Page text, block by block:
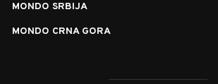
MONDO SRBIJA
MONDO CRNA GORA